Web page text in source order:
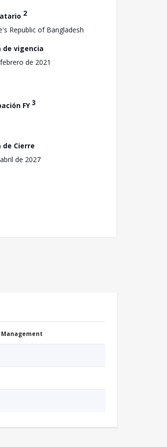
2
Republic of Bangladesh
de vigencia
de 2021
FY3
de Cierre
de 2027